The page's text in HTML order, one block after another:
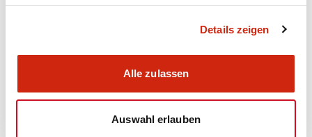
Details zeigen
Alle zulassen
Auswahl erlauben
Kataloge & Broschüren Genehmigungen & Standards